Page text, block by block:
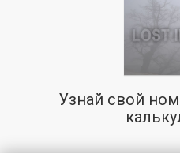
Узнай свой